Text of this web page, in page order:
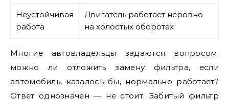
Неустойчивая
работа
Двигатель работает неровно
на холостых оборотах
Многие автовладельцы задаются вопросом:
можно ли отложить замену фильтра, если
автомобиль, казалось бы, нормально работает?
Ответ однозначен — не стоит. Забитый фильтр